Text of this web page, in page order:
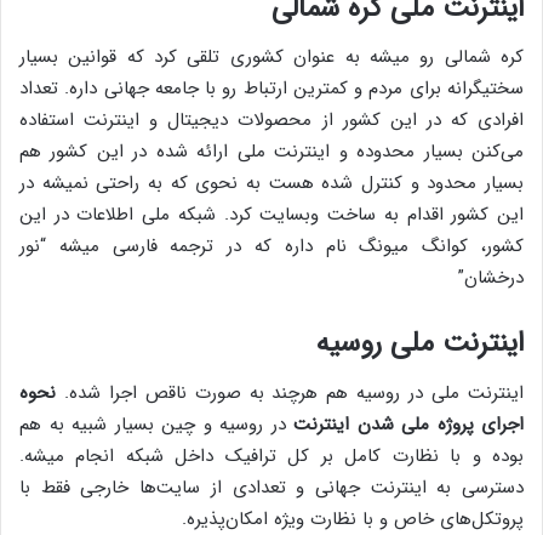
کره شمالی رو میشه به عنوان کشوری تلقی کرد که قوانین بسیار
سختیگرانه برای مردم و کمترین ارتباط رو با جامعه جهانی داره. تعداد
افرادی که در این کشور از محصولات دیجیتال و اینترنت استفاده
می‌کنن بسیار محدوده و اینترنت ملی ارائه شده در این کشور هم
بسیار محدود و کنترل شده هست به نحوی که به راحتی نمیشه در
این کشور اقدام به ساخت وبسایت کرد. شبکه ملی اطلاعات در این
کشور، کوانگ میونگ نام داره که در ترجمه فارسی میشه “نور
درخشان”
اینترنت ملی روسیه
اینترنت ملی در روسیه هم هرچند به صورت ناقص اجرا شده. نحوه
اجرای پروژه ملی شدن اینترنت در روسیه و چین بسیار شبیه به هم
بوده و با نظارت کامل بر کل ترافیک داخل شبکه انجام میشه.
دسترسی به اینترنت جهانی و تعدادی از سایت‌ها خارجی فقط با
پروتکل‌های خاص و با نظارت ویژه امکان‌پذیره.